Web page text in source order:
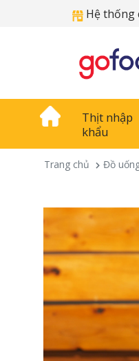
Hệ thống
Thịt nhập
khẩu
Trang chủ Đồ